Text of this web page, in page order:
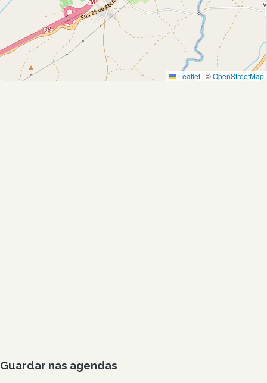
Leaflet | ©OpenStreetMap
Guardar nas agendas